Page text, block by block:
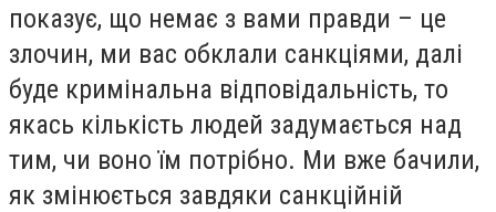
показує, що немає з вами правди – це
злочин, ми вас обклали санкціями, далі
буде кримінальна відповідальність, то
якась кількість людей задумається над
тим, чи воно їм потрібно. Ми вже бачили,
як змінюється завдяки санкційній